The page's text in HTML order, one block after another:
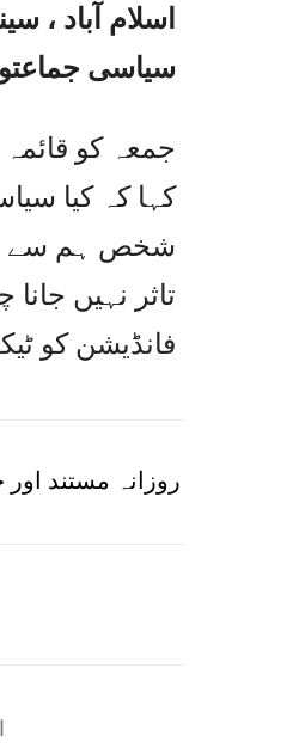
اسلام آباد ،
سیاسی
جمعہ کو
کہا کہ کیا
شخص ہم سے
تاثر نہیں
فانڈیشن کو
روزانہ مستند